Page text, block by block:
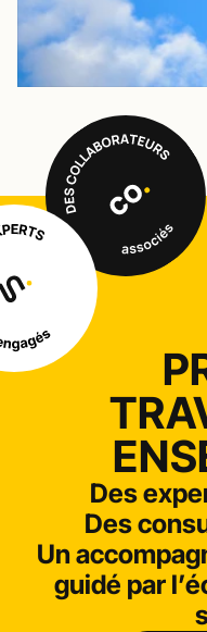
Des
Des
Un
guidé par